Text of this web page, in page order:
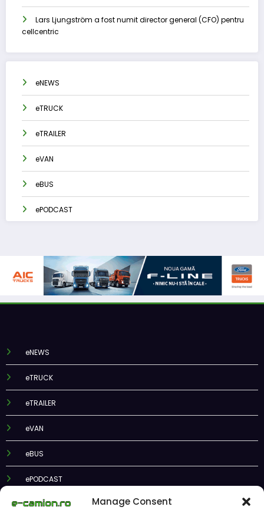
Manage Consent
Lars Ljungström a fost numit director general (CFO) pentru
cellcentric
eNEWS
eTRUCK
eTRAILER
eVAN
eBUS
ePODCAST
eNEWS
eTRUCK
eTRAILER
eVAN
eBUS
ePODCAST